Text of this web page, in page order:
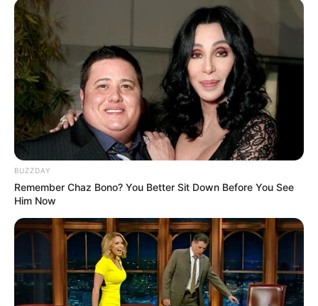
યાદવના શરીરનું પોસ્ટમોર્ટમ કરી રહી છે. અહેવાલો
અનુસાર, KGMU ના ડૉ. મૌસમી અને ડૉ. શિવલીને
પોસ્ટમોર્ટમ કરવા માટે નિયુક્ત કરવામાં આવ્યા છે,
જ્યારે એક વરિષ્ઠ ડૉક્ટર સમગ્ર પ્રક્રિયાનું નિરીક્ષણ
કરશે. પોસ્ટમોર્ટમ પહેલા ઔપચારિક વિડિઓગ્રાફી
પ્રક્રિયા પૂર્ણ થઈ ગઈ છે. પોસ્ટમોર્ટમ પ્રક્રિયા ટૂંક
સમયમાં શરૂ થશે. પરિસ્થિતિને ધ્યાનમાં રાખીને
પોસ્ટમોર્ટમ હાઉસની આસપાસ સુરક્ષા પણ કડક
કરવામાં આવી છે.
BUZZDAY
Remember Chaz Bono? You Better Sit Down Before You See
Him Now